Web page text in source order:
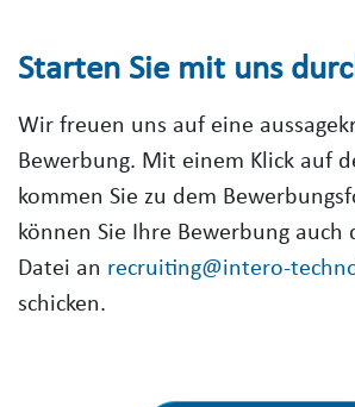
Starten Sie mit uns
Wir freuen uns auf eine
Bewerbung. Mit einem Klick auf
kommen Sie zu dem
können Sie Ihre Bewerbung auch
Datei an recruiting@intero-
schicken.